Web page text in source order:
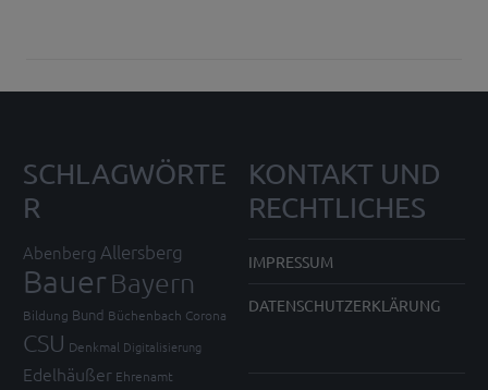
SCHLAGWÖRTE
R
Abenberg Allersberg
Bauer Bayern
Bildung Bund Büchenbach Corona
CSU Denkmal Digitalisierung
Edelhäußer Ehrenamt
KONTAKT UND
RECHTLICHES
IMPRESSUM
DATENSCHUTZERKLÄRUNG